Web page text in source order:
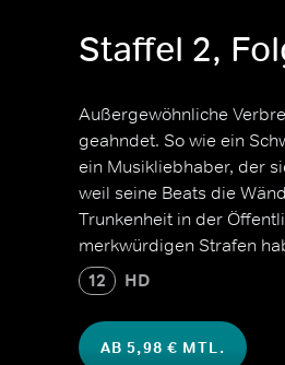
Staffel 2,
Außergewöhnliche
geahndet. So wie ein
ein Musikliebhaber, der
weil seine Beats die
Trunkenheit in der
merkwürdigen Strafen
12 HD
AB 5,98 € MTL.